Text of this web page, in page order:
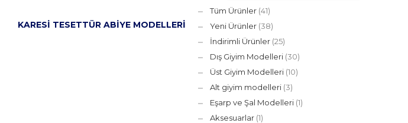
KARESI TESETTÜR ABIYE MODELLERI
Tüm Ürünler (41)
Yeni Ürünler (38)
İndirimli Ürünler (25)
Dış Giyim Modelleri (30)
Üst Giyim Modelleri (10)
Alt giyim modelleri (3)
Eşarp ve Şal Modelleri (1)
Aksesuarlar (1)